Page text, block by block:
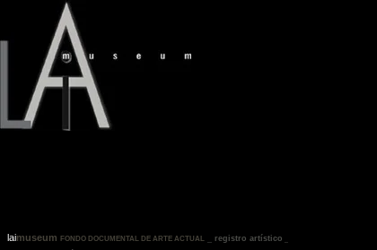
laimuseum FONDO DOCUMENTAL DE ARTE ACTUAL registro artístico